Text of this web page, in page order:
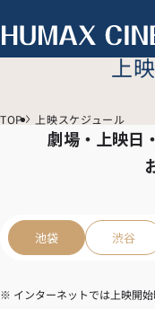
上
TOP 上映スケジュール
劇場・上映日
池袋 渋谷
※ インターネットでは上映開始